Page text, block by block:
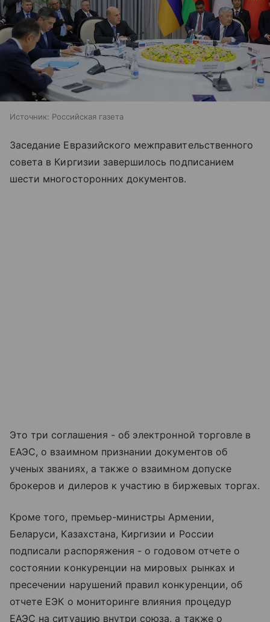
Источник: Российская газета
Заседание Евразийского межправительственного
совета в Киргизии завершилось подписанием
шести многосторонних документов.
Это три соглашения - об электронной торговле в
ЕАЭС, о взаимном признании документов об
ученых званиях, а также о взаимном допуске
брокеров и дилеров к участию в биржевых торгах.
Кроме того, премьер-министры Армении,
Беларуси, Казахстана, Киргизии и России
подписали распоряжения - о годовом отчете о
состоянии конкуренции на мировых рынках и
пресечении нарушений правил конкуренции, об
отчете ЕЭК о мониторинге влияния процедур
ЕАЭС на ситуацию внутри союза, а также о